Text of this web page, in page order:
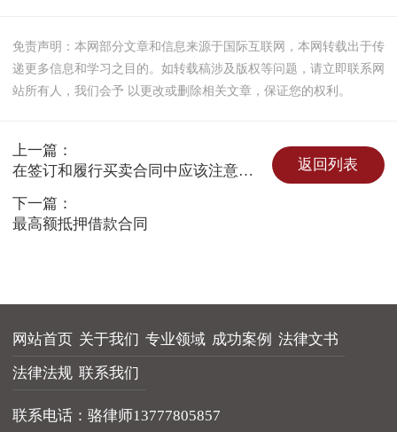
免责声明：本网部分文章和信息来源于国际互联网，本网转载出于传
递更多信息和学习之目的。如转载稿涉及版权等问题，请立即联系网
站所有人，我们会予 以更改或删除相关文章，保证您的权利。
上一篇：
在签订和履行买卖合同中应该注意哪些问题呢？
下一篇：
最高额抵押借款合同
返回列表
网站首页 关于我们 专业领域 成功案例 法律文书
法律法规 联系我们
联系电话：骆律师13777805857